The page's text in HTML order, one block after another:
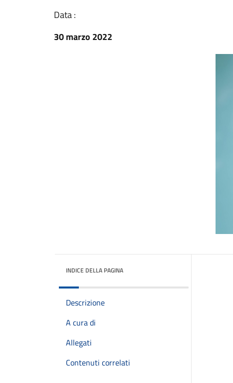
Data :
30 marzo 2022
INDICE DELLA PAGINA
Descrizione
A cura di
Allegati
Contenuti correlati